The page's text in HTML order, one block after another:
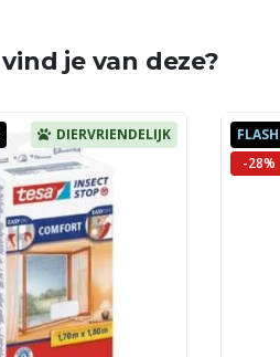
je van deze?
DIERVRIENDELIJK FLASH
-28%